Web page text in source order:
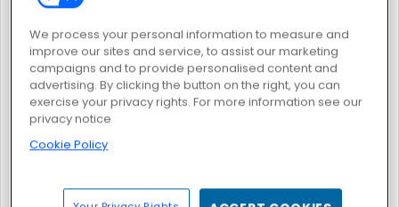
Salón de tatuajes Draw Tattoo
We process your personal information to measure and
improve our sites and service, to assist our marketing
campaigns and to provide personalised content and
advertising. By clicking the button on the right, you can
exercise your privacy rights. For more information see our
privacy notice
Cookie Policy